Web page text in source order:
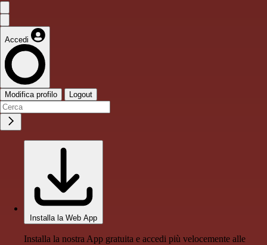
Accedi
Modifica profilo Logout
Installa la Web App
Installa la nostra App gratuita e accedi più velocemente alle